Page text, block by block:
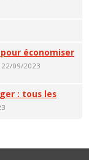
économiser
09/2023
: tous les